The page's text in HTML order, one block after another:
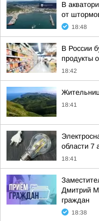
В
от
18:48
В России
продукты
18:42
18:41
области 7
18:41
Дмитрий
граждан
18:38